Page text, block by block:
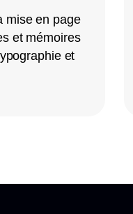
mise en page
et mémoires
et